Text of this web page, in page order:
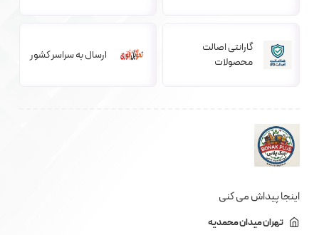
گارانتی اصالت
محصولات
ارسال به سراسر کشور
اینجا پیداش می کنی
تهران میدان محمدیه